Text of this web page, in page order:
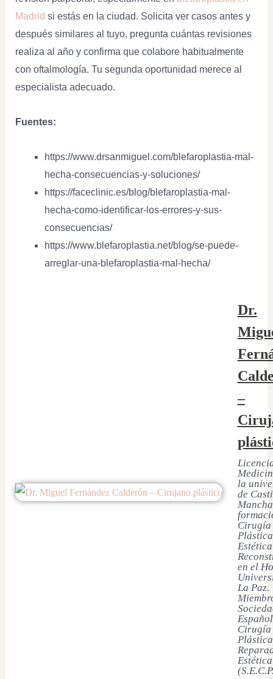
Madrid si estás en la ciudad. Solicita ver casos antes y
después similares al tuyo, pregunta cuántas revisiones
realiza al año y confirma que colabore habitualmente
con oftalmología. Tu segunda oportunidad merece al
especialista adecuado.
Fuentes:
https://www.drsanmiguel.com/blefaroplastia-mal-
hecha-consecuencias-y-soluciones/
https://faceclinic.es/blog/blefaroplastia-mal-
hecha-como-identificar-los-errores-y-sus-
consecuencias/
https://www.blefaroplastia.net/blog/se-puede-
arreglar-una-blefaroplastia-mal-hecha/
Dr.
–
la
de
Cirugía
en el
La Paz.
Cirugía
Estética